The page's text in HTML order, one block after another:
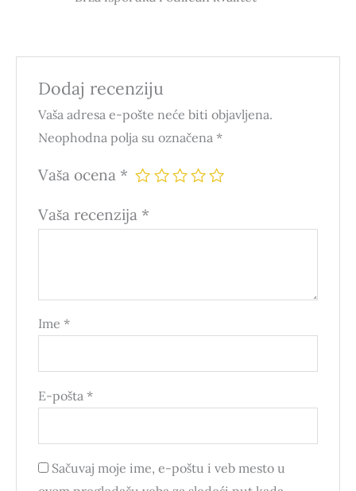
Dodaj recenziju
Vaša adresa e-pošte neće biti objavljena.
Neophodna polja su označena *
Vaša ocena *
Vaša recenzija *
Ime *
E-pošta *
Sačuvaj moje ime, e-poštu i veb mesto u